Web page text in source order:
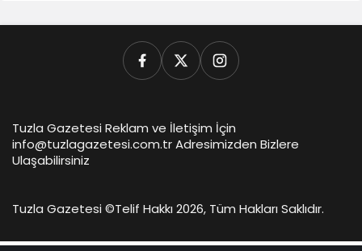
Tuzla Gazetesi Reklam ve İletişim İçin
info@tuzlagazetesi.com.tr Adresimizden Bizlere
Ulaşabilirsiniz
Tuzla Gazetesi ©Telif Hakkı 2026, Tüm Hakları Saklıdır.